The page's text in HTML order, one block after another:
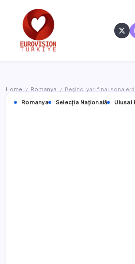
Home / Romanya /
Beşinci yarı final sona
Romanya
Selecția Națională Ulusal